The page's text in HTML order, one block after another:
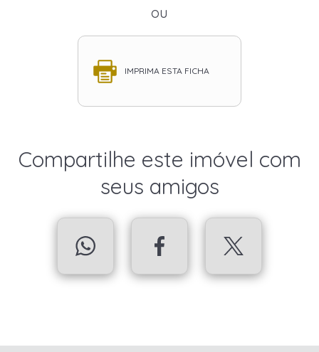
ou
IMPRIMA ESTA FICHA
Compartilhe este imóvel com
seus amigos